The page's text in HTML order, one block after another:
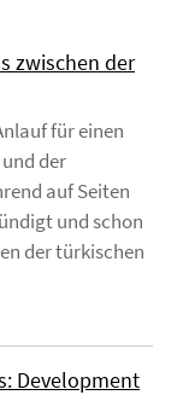
zwischen der
für einen
der
auf Seiten
und schon
der türkischen
Development